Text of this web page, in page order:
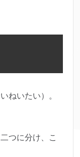
ねいたい）。
つに分け、こ